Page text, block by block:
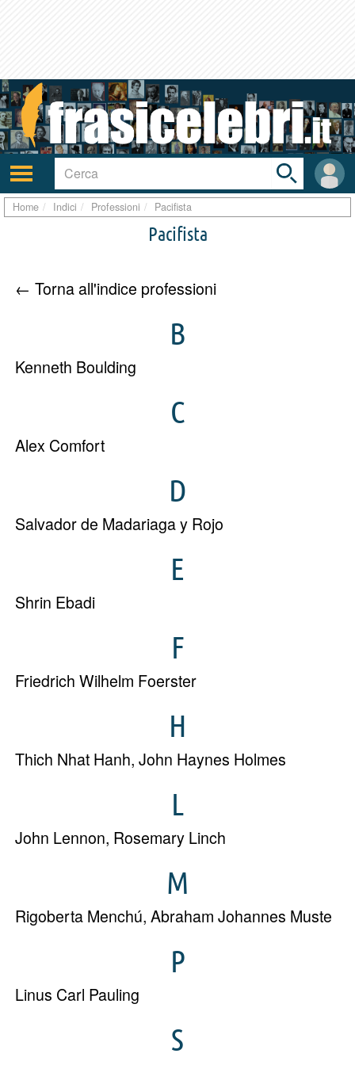
Attiva/disattiva
navigazione
User
area
Toggle
search
bar
Home Indici Professioni Pacifista
Pacifista
← Torna all'indice professioni
B
Kenneth Boulding
C
Alex Comfort
D
Salvador de Madariaga y Rojo
E
Shrin Ebadi
F
Friedrich Wilhelm Foerster
H
Thich Nhat Hanh, John Haynes Holmes
L
John Lennon, Rosemary Linch
M
Rigoberta Menchú, Abraham Johannes Muste
P
Linus Carl Pauling
S